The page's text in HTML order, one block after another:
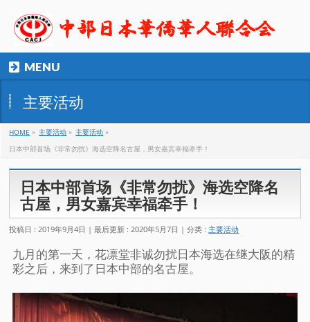
MENU
主要活动
HOME » 主要活动 » 主要活动 »
日本中部首场《非常勿扰》海选空降名古屋，男女嘉宾幸福牵手！
日本中部首场《非常勿扰》海选空降名
古屋，男女嘉宾幸福牵手！
投稿日 : 2019年9月4日 最后更新 : 2020年5月7日 分类 :主要活动
九月的第一天，花凛堂非诚勿扰日本海选在继大阪的精
彩之后，来到了日本中部的名古屋。